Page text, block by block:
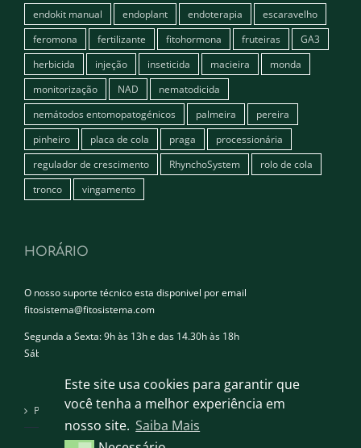
Este site usa cookies para garantir que
você tenha a melhor experiência em
nosso site. Saiba Mais
endokit manual
endoplant endoterapia
escaravelho
feromona
fertilizante fitohormona fruteiras
GA3
herbicida
injeção inseticida macieira
monda
monitorização
NAD
nematodicida
nemátodos entomopatogénicos
palmeira
pereira
pinheiro
placa de cola praga
processionária
regulador de crescimento
RhynchoSystem
rolo de cola
tronco
vingamento
HORÁRIO
O nosso suporte técnico esta disponivel por email
fitosistema@fitosistema.com
Segunda a Sexta: 9h às 13h e das 14.30h às 18h
Sábado e Domingo: Encerrado
Política de privacidade